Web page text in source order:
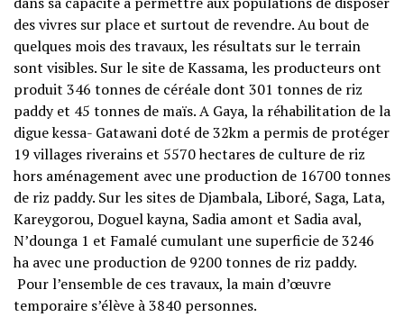
des vivres sur place et surtout de revendre. Au bout de
quelques mois des travaux, les résultats sur le terrain
sont visibles. Sur le site de Kassama, les producteurs ont
produit 346 tonnes de céréale dont 301 tonnes de riz
paddy et 45 tonnes de maïs. A Gaya, la réhabilitation de la
digue kessa- Gatawani doté de 32km a permis de protéger
19 villages riverains et 5570 hectares de culture de riz
hors aménagement avec une production de 16700 tonnes
de riz paddy. Sur les sites de Djambala, Liboré, Saga, Lata,
Kareygorou, Doguel kayna, Sadia amont et Sadia aval,
N’dounga 1 et Famalé cumulant une superficie de 3246
ha avec une production de 9200 tonnes de riz paddy.
Pour l’ensemble de ces travaux, la main d’œuvre
temporaire s’élève à 3840 personnes.